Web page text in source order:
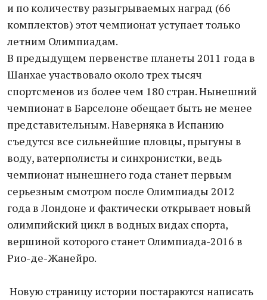
и по количеству разыгрываемых наград (66
комплектов) этот чемпионат уступает только
летним Олимпиадам.
В предыдущем первенстве планеты 2011 года в
Шанхае участвовало около трех тысяч
спортсменов из более чем 180 стран. Нынешний
чемпионат в Барселоне обещает быть не менее
представительным. Наверняка в Испанию
съедутся все сильнейшие пловцы, прыгуны в
воду, ватерполисты и синхронистки, ведь
чемпионат нынешнего года станет первым
серьезным смотром после Олимпиады 2012
года в Лондоне и фактически открывает новый
олимпийский цикл в водных видах спорта,
вершиной которого станет Олимпиада-2016 в
Рио-де-Жанейро.
Новую страницу истории постараются написать